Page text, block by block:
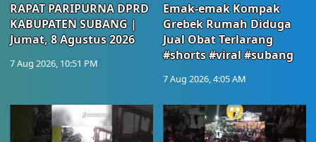
RAPAT PARIPURNA DPRD
KABUPATEN SUBANG |
Jumat, 8 Agustus 2026
7 Aug 2026, 10:51 PM
Emak-emak Kompak
Grebek Rumah Diduga
Jual Obat Terlarang
#shorts #viral #subang
7 Aug 2026, 4:05 AM